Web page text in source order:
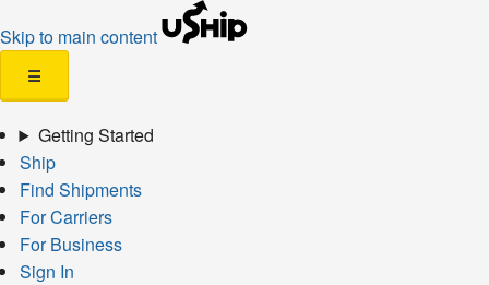
Skip to main content
☰
Getting Started
Ship
Find Shipments
For Carriers
For Business
Sign In